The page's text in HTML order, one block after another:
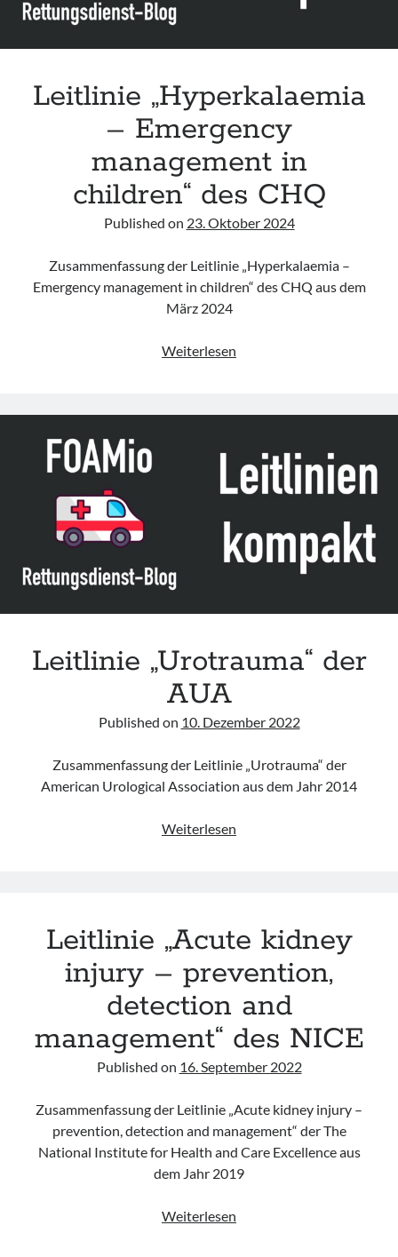
Leitlinie „Hyperkalaemia
– Emergency
management in
children“ des CHQ
Published on 23. Oktober 2024
Zusammenfassung der Leitlinie „Hyperkalaemia –
Emergency management in children“ des CHQ aus dem
März 2024
Weiterlesen
Emergency
children“
des
Leitlinie „Urotrauma“ der
AUA
Published on 10. Dezember 2022
Zusammenfassung der Leitlinie „Urotrauma“ der
American Urological Association aus dem Jahr 2014
Weiterlesen
Leitlinie „Acute kidney
injury – prevention,
detection and
management“ des NICE
Published on 16. September 2022
Zusammenfassung der Leitlinie „Acute kidney injury –
prevention, detection and management“ der The
National Institute for Health and Care Excellence aus
dem Jahr 2019
Weiterlesen